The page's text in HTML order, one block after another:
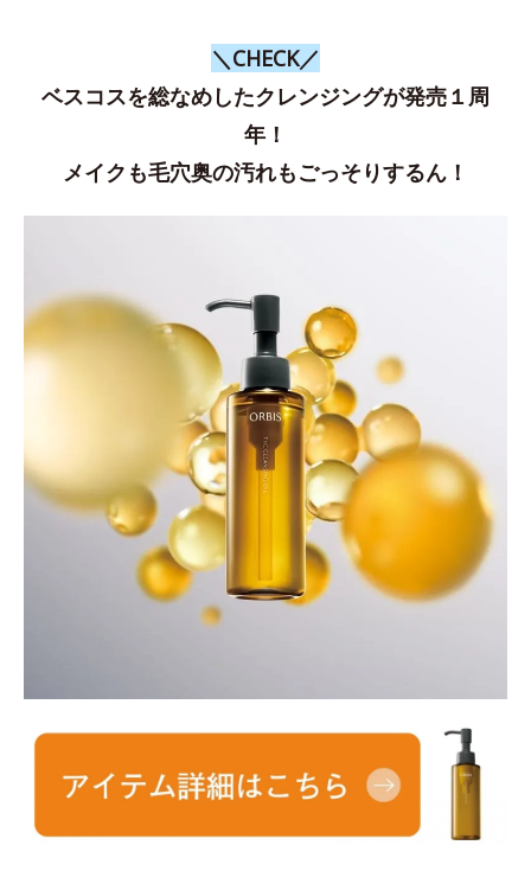
＼CHECK／
ベスコスを総なめしたクレンジングが発売１周
年！
メイクも毛穴奥の汚れもごっそりするん！